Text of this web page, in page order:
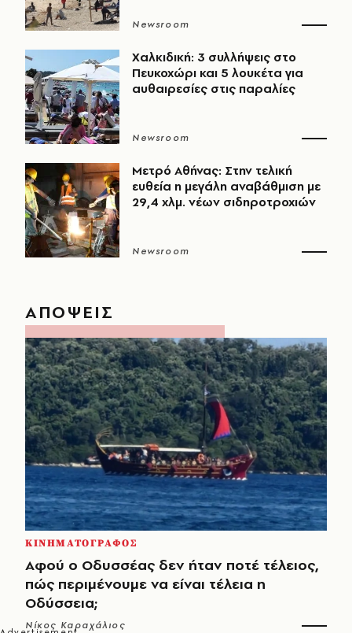
Newsroom
Χαλκιδική: 3 συλλήψεις στο
Πευκοχώρι και 5 λουκέτα για
αυθαιρεσίες στις παραλίες
Newsroom
Μετρό Αθήνας: Στην τελική
ευθεία η μεγάλη αναβάθμιση με
29,4 χλμ. νέων σιδηροτροχιών
Newsroom
ΑΠΟΨΕΙΣ
ΚΙΝΗΜΑΤΟΓΡΑΦΟΣ
Αφού ο Οδυσσέας δεν ήταν ποτέ τέλειος,
πώς περιμένουμε να είναι τέλεια η
Οδύσσεια;
Νίκος Καραχάλιος